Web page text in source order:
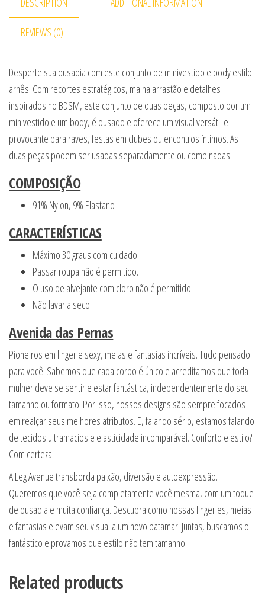
REVIEWS (0)
Desperte sua ousadia com este conjunto de minivestido e body estilo
arnês. Com recortes estratégicos, malha arrastão e detalhes
inspirados no BDSM, este conjunto de duas peças, composto por um
minivestido e um body, é ousado e oferece um visual versátil e
provocante para raves, festas em clubes ou encontros íntimos. As
duas peças podem ser usadas separadamente ou combinadas.
COMPOSIÇÃO
91% Nylon, 9% Elastano
CARACTERÍSTICAS
Máximo 30 graus com cuidado
Passar roupa não é permitido.
O uso de alvejante com cloro não é permitido.
Não lavar a seco
Avenida das Pernas
Pioneiros em lingerie sexy, meias e fantasias incríveis. Tudo pensado
para você! Sabemos que cada corpo é único e acreditamos que toda
mulher deve se sentir e estar fantástica, independentemente do seu
tamanho ou formato. Por isso, nossos designs são sempre focados
em realçar seus melhores atributos. E, falando sério, estamos falando
de tecidos ultramacios e elasticidade incomparável. Conforto e estilo?
Com certeza!
A Leg Avenue transborda paixão, diversão e autoexpressão.
Queremos que você seja completamente você mesma, com um toque
de ousadia e muita confiança. Descubra como nossas lingeries, meias
e fantasias elevam seu visual a um novo patamar. Juntas, buscamos o
fantástico e provamos que estilo não tem tamanho.
Related products